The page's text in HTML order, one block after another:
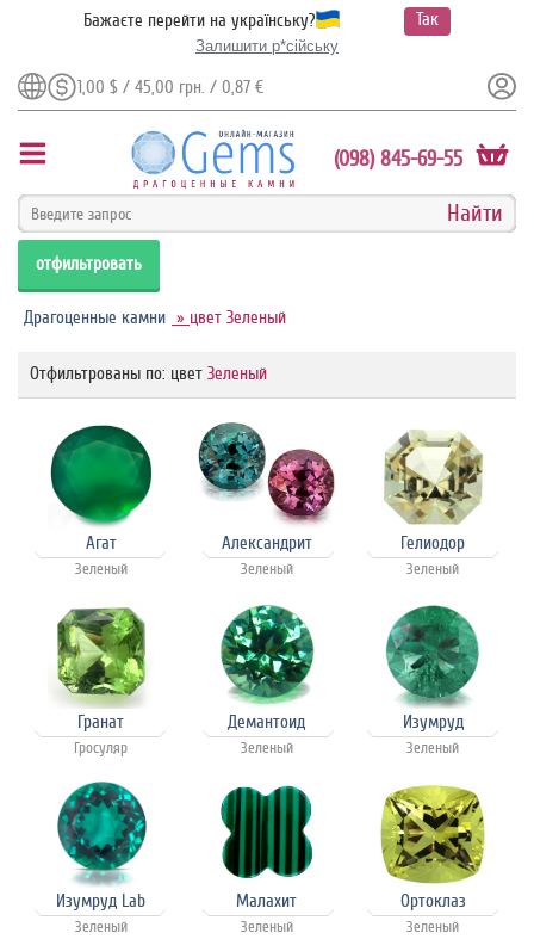
Бажаєте перейти на українську? Так
Залишити р*сійську
1,00 $ / 45,00 грн. / 0,87 €
(098) 845-69-55
отфильтровать
Драгоценные камни » цвет Зеленый
Отфильтрованы по: цвет Зеленый
Агат
Зеленый
Александрит
Зеленый
Гелиодор
Зеленый
Гранат
Гросуляр
Демантоид
Зеленый
Изумруд
Зеленый
Изумруд Lab
Зеленый
Малахит
Зеленый
Ортоклаз
Зеленый